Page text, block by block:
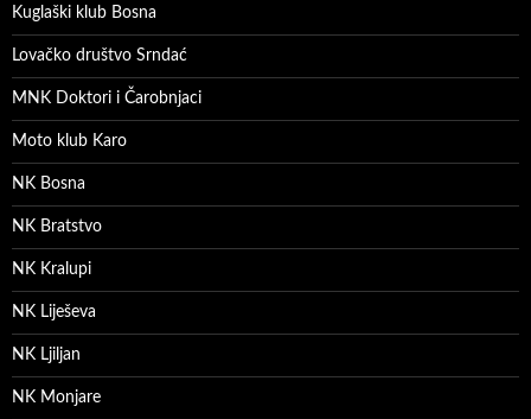
Kuglaški klub Bosna
Lovačko društvo Srndać
MNK Doktori i Čarobnjaci
Moto klub Karo
NK Bosna
NK Bratstvo
NK Kralupi
NK Liješeva
NK Ljiljan
NK Monjare